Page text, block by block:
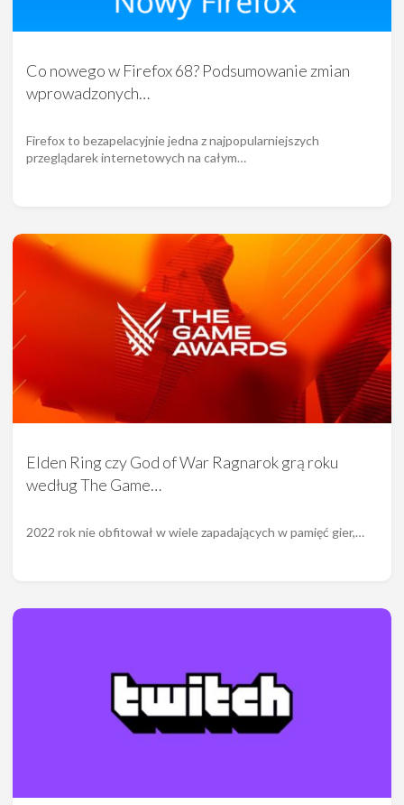
Co nowego w Firefox 68? Podsumowanie zmian
wprowadzonych…
Firefox to bezapelacyjnie jedna z najpopularniejszych
przeglądarek internetowych na całym…
Elden Ring czy God of War Ragnarok grą roku
według The Game…
2022 rok nie obfitował w wiele zapadających w pamięć gier,…